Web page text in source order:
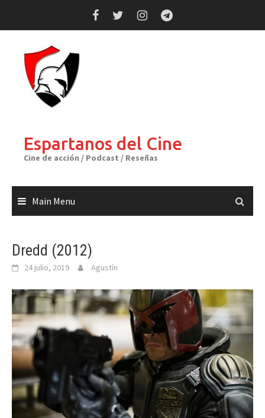
Espartanos del Cine
Cine de acción / Podcast / Reseñas
Main Menu
Dredd (2012)
24 julio, 2019 Agustín